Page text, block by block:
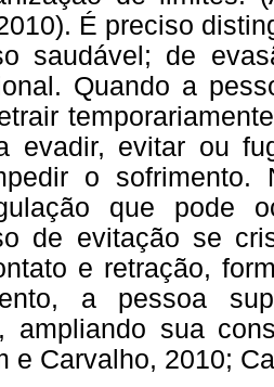
É preciso
saudável; de
Quando a
evadir, evitar ou
o sofrimento.
que pode
de evitação se
e retração,
a pessoa
ampliando sua
e Carvalho, 2010;